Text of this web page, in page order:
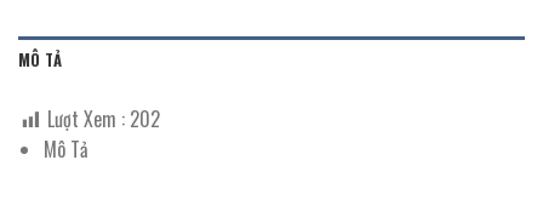
MÔ TẢ
Lượt Xem : 202
Mô Tả